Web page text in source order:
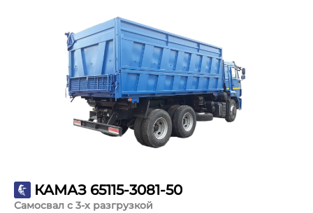
КАМАЗ 65115-3081-50
Самосвал с 3-х разгрузкой